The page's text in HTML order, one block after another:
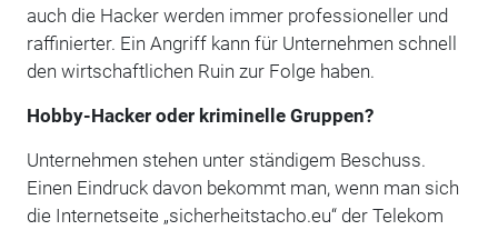
auch die Hacker werden immer professioneller und
raffinierter. Ein Angriff kann für Unternehmen schnell
den wirtschaftlichen Ruin zur Folge haben.
Hobby-Hacker oder kriminelle Gruppen?
Unternehmen stehen unter ständigem Beschuss.
Einen Eindruck davon bekommt man, wenn man sich
die Internetseite „sicherheitstacho.eu“ der Telekom